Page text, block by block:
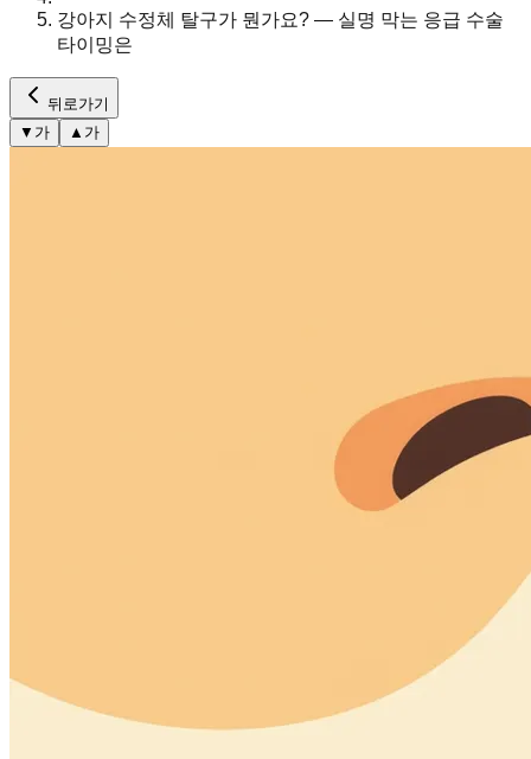
강아지 수정체 탈구가 뭔가요? — 실명 막는 응급 수술
타이밍은
뒤로가기
▼ 가 ▲ 가